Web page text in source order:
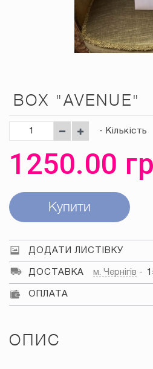
BOX "AVENUE"
- Кількість
1250.00
Купити
ДОДАТИ ЛИСТІВКУ
ДОСТАВКА м. Чернігів
ОПЛАТА
ОПИС